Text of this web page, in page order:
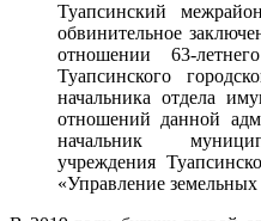
Туапсинский
обвинительное
отношении 63-
Туапсинского
начальника отдела
отношений данной
начальник
учреждения
«Управление земельных